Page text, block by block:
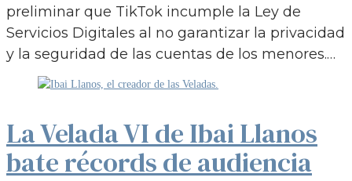
preliminar que TikTok incumple la Ley de
Servicios Digitales al no garantizar la privacidad
y la seguridad de las cuentas de los menores.…
La Velada VI de Ibai Llanos
bate récords de audiencia